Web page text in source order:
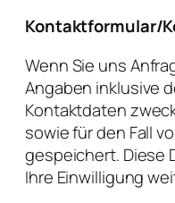
Kontaktformular/
Wenn Sie uns
Angaben inklusive
Kontaktdaten
sowie für den Fall
gespeichert. Diese
Ihre Einwilligung